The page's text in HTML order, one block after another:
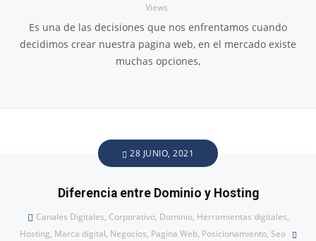
Views
Es una de las decisiones que nos enfrentamos cuando
decidimos crear nuestra pagina web, en el mercado existe
muchas opciones,
28 JUNIO, 2021
Diferencia entre Dominio y Hosting
Canales Digitales, Corporativo, Dominio, Herramientas digitales,
Hosting, Marca digital, Negocios, Pagina Web, Posicionamiento, Seo